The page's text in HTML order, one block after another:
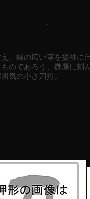
-
、幅の広い茎を振袖に
のであろう、微塵に刻
気の小さ刀拵。